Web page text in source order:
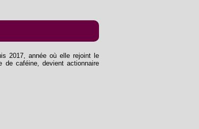
2017, année où elle rejoint le
de caféine, devient actionnaire